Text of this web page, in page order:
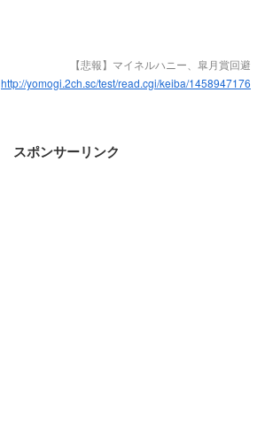
【悲報】マイネルハニー、皐月賞回避
http://yomogi.2ch.sc/test/read.cgi/keiba/1458947176
スポンサーリンク